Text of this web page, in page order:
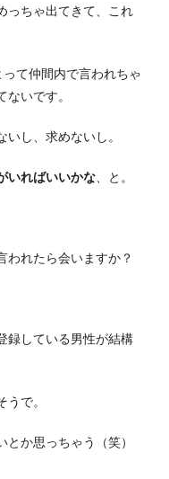
っちゃ出てきて、これ
て仲間内で言われちゃ
いです。
し、求めないし。
いればいいかな 、と。
われたら会いますか？
録している男性が結構
で。
か思っちゃう（笑）